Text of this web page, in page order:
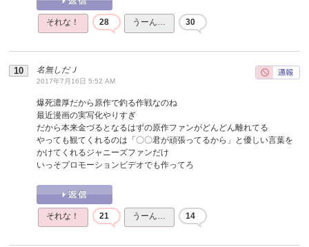
それな！ 28 うーん… 30
名無しだＪ
2017年7月16日 5:52 AM
爆死濃厚だから原作で釣る作戦なのね
最近漫画の実写化やりすぎ
だから本来金づるとなるはずの原作ファンがどんどん離れてる
やっても観てくれるのは「〇〇君が頑張ってるから」と優しい言葉を
かけてくれるジャニーズファンだけ
いっそプロモーションビデオでも作ってろ
それな！ 21 うーん… 14